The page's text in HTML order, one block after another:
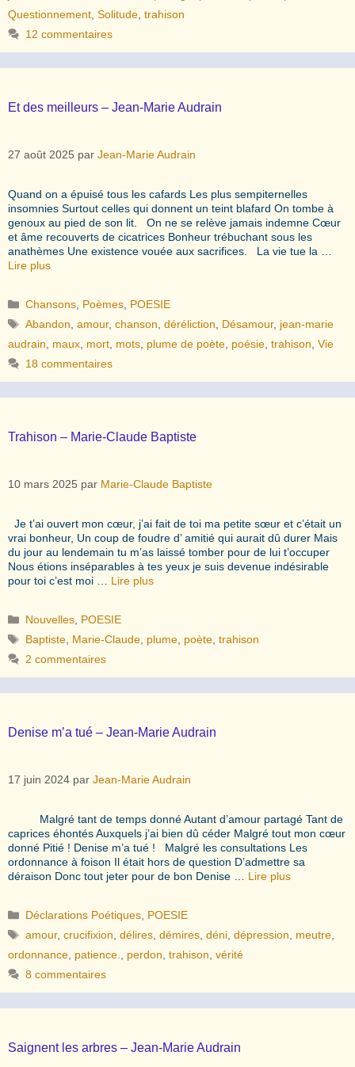
Questionnement Solitude trahison
12 commentaires
Et des meilleurs – Jean-Marie Audrain
27 août 2025 par Jean-Marie Audrain
Quand on a épuisé tous les cafards Les plus sempiternelles
insomnies Surtout celles qui donnent un teint blafard On tombe à
genoux au pied de son lit. On ne se relève jamais indemne Cœur
et âme recouverts de cicatrices Bonheur trébuchant sous les
anathèmes Une existence vouée aux sacrifices. La vie tue la …
Lire plus
Catégories
Chansons Poèmes POESIE
Étiquettes
Abandon ,amour,chanson ,déréliction Désamour, jean-marie
audrain
maux mort mots plume de poète poésie trahison Vie
18 commentaires
Trahison – Marie-Claude Baptiste
10 mars 2025 par Marie-Claude Baptiste
Je t’ai ouvert mon cœur, j’ai fait de toi ma petite sœur et c’était un
vrai bonheur, Un coup de foudre d’ amitié qui aurait dû durer Mais
du jour au lendemain tu m’as laissé tomber pour de lui t’occuper
Nous étions inséparables à tes yeux je suis devenue indésirable
pour toi c’est moi … Lire plus
Catégories
Nouvelles POESIE
Étiquettes
Baptiste Marie-Claude plume poète ,trahison
2 commentaires
Denise m’a tué – Jean-Marie Audrain
17 juin 2024 par Jean-Marie Audrain
Malgré tant de temps donné Autant d’amour partagé Tant de
caprices éhontés Auxquels j’ai bien dû céder Malgré tout mon cœur
donné Pitié ! Denise m’a tué ! Malgré les consultations Les
ordonnance à foison Il était hors de question D’admettre sa
déraison Donc tout jeter pour de bon Denise … Lire plus
Catégories
Déclarations Poétiques POESIE
Étiquettes
amour,crucifixion ,délires ,démires ,déni ,dépression meutre
ordonnance patience. perdon trahison vérité
8 commentaires
Saignent les arbres – Jean-Marie Audrain